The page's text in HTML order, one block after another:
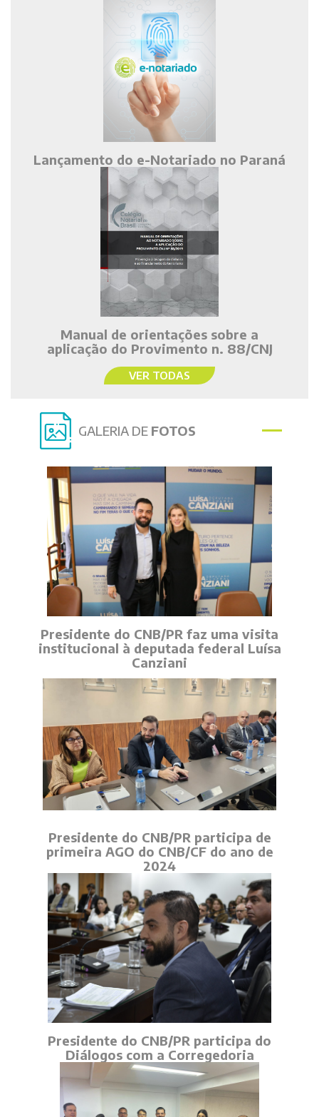
Lançamento do e-Notariado no Paraná
Manual de orientações sobre a
aplicação do Provimento n. 88/CNJ
VER TODAS
GALERIA DE FOTOS
Presidente do CNB/PR faz uma visita
institucional à deputada federal Luísa
Canziani
Presidente do CNB/PR participa de
primeira AGO do CNB/CF do ano de
2024
Presidente do CNB/PR participa do
Diálogos com a Corregedoria